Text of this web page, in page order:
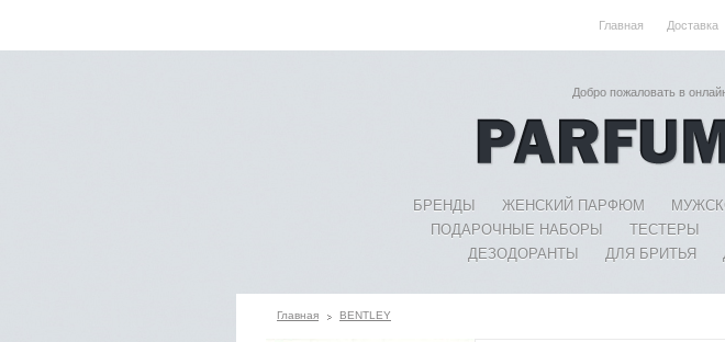
Главная Доставка
Добро пожаловать в
БРЕНДЫ ЖЕНСКИЙ ПАРФЮМ
ПОДАРОЧНЫЕ НАБОРЫ
ТЕСТЕРЫ
ДЕЗОДОРАНТЫ
ДЛЯ БРИТЬЯ
Главная BENTLEY